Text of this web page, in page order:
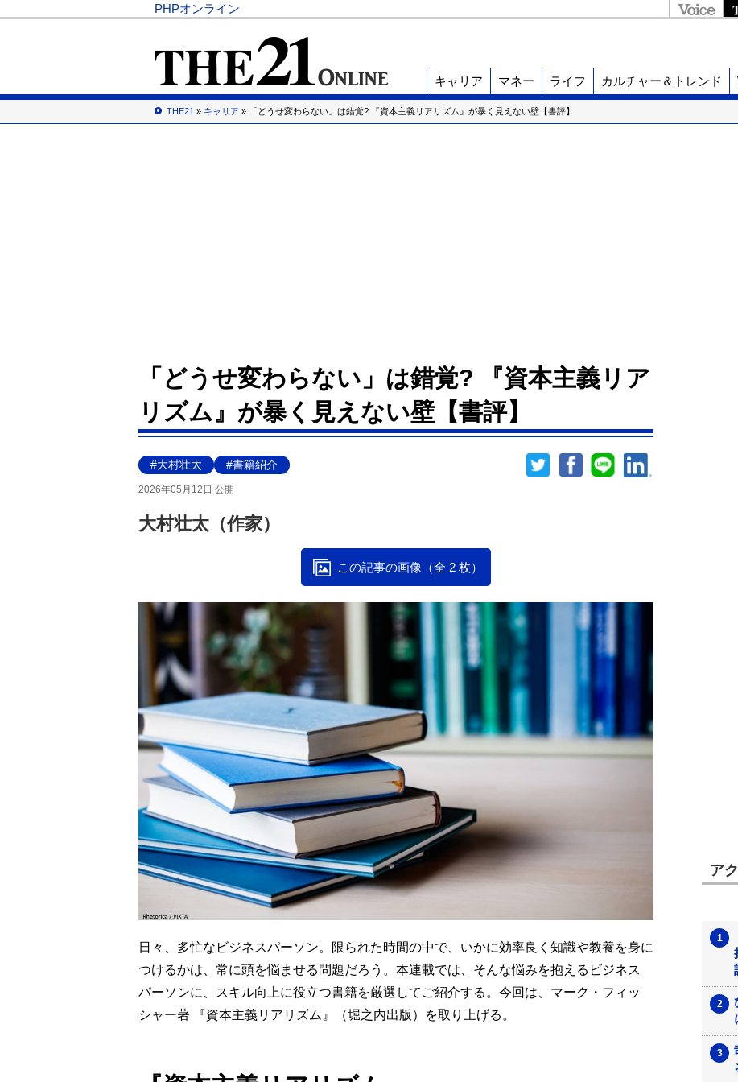
PHPオンライン
キャリア マネー ライフ カルチャー＆トレンド
THE21 » キャリア » 「どうせ変わらない」は錯覚? 『資本主義リアリズム』が暴く見えない壁【書評】
「どうせ変わらない」は錯覚? 『資本主義リア
リズム』が暴く見えない壁【書評】
#大村壮太 #書籍紹介
2026年05月12日 公開
大村壮太（作家）
この記事の画像（全 2 枚）
日々、多忙なビジネスパーソン。限られた時間の中で、いかに効率良く知識や教養を身に
つけるかは、常に頭を悩ませる問題だろう。本連載では、そんな悩みを抱えるビジネス
パーソンに、スキル向上に役立つ書籍を厳選してご紹介する。今回は、マーク・フィッ
シャー著 『資本主義リアリズム』（堀之内出版）を取り上げる。
ア